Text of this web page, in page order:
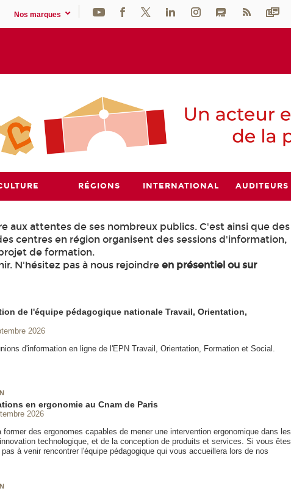
Nos marques
RÉGIONS INTERNATIONAL AUDITEURS
aux attentes de ses nombreux publics. C'est ainsi que des
centres en région organisent des sessions d'information,
de formation.
N'hésitez pas à nous rejoindreen présentiel ou sur
de l'équipe pédagogique nationale Travail, Orientation,
2026
d'information en ligne de l'EPN Travail, Orientation, Formation et Social.
en ergonomie au Cnam de Paris
2026
des ergonomes capables de mener une intervention ergonomique dans les
technologique, et de la conception de produits et services. Si vous êtes
à venir rencontrer l'équipe pédagogique qui vous accueillera lors de nos